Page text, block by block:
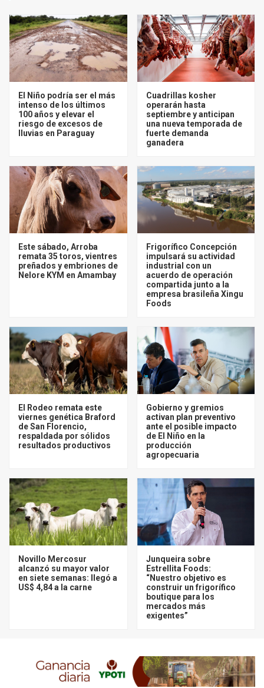
El Niño podría ser el más
intenso de los últimos
100 años y elevar el
riesgo de excesos de
lluvias en Paraguay
Cuadrillas kosher
operarán hasta
septiembre y anticipan
una nueva temporada de
fuerte demanda
ganadera
Este sábado, Arroba
remata 35 toros, vientres
preñados y embriones de
Nelore KYM en Amambay
Frigorífico Concepción
impulsará su actividad
industrial con un
acuerdo de operación
compartida junto a la
empresa brasileña Xingu
Foods
El Rodeo remata este
viernes genética Braford
de San Florencio,
respaldada por sólidos
resultados productivos
Gobierno y gremios
activan plan preventivo
ante el posible impacto
de El Niño en la
producción
agropecuaria
Novillo Mercosur
alcanzó su mayor valor
en siete semanas: llegó a
US$ 4,84 a la carne
Junqueira sobre
Estrellita Foods:
“Nuestro objetivo es
construir un frigorífico
boutique para los
mercados más
exigentes”